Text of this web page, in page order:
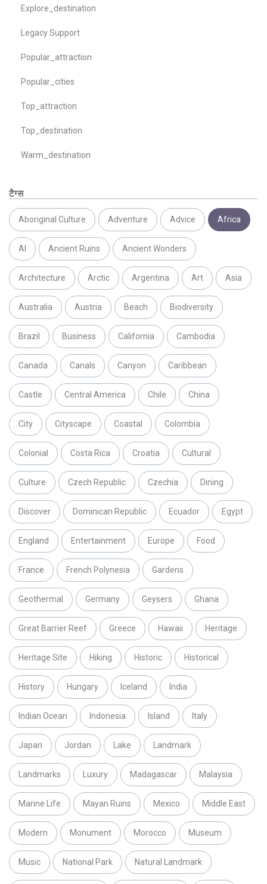
Explore_destination
Legacy Support
Popular_attraction
Popular_cities
Top_attraction
Top_destination
Warm_destination
टैग्स
Aboriginal Culture Adventure Advice Africa
AI Ancient Ruins Ancient Wonders
Architecture Arctic Argentina Art Asia
Australia Austria Beach Biodiversity
Brazil Business California Cambodia
Canada Canals Canyon Caribbean
Castle Central America Chile China
City Cityscape Coastal Colombia
Colonial Costa Rica Croatia Cultural
Culture Czech Republic Czechia Dining
Discover Dominican Republic Ecuador Egypt
England Entertainment Europe Food
France French Polynesia Gardens
Geothermal Germany Geysers Ghana
Great Barrier Reef Greece Hawaii Heritage
Heritage Site Hiking Historic Historical
History Hungary Iceland India
Indian Ocean Indonesia Island Italy
Japan Jordan Lake Landmark
Landmarks Luxury Madagascar Malaysia
Marine Life Mayan Ruins Mexico Middle East
Modern Monument Morocco Museum
Music National Park Natural Landmark